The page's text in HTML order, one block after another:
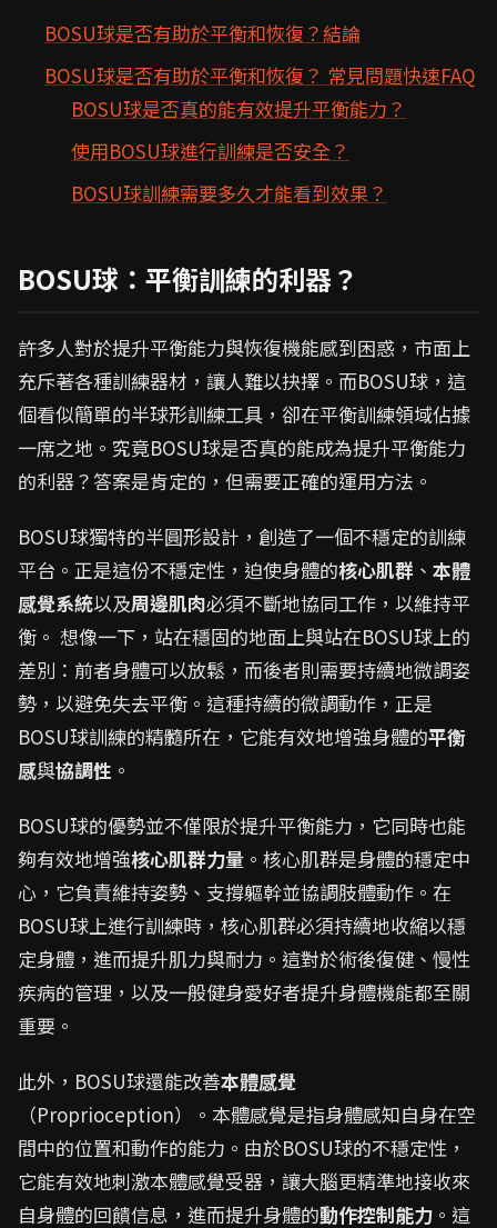
BOSU球是否有助於平衡和恢復？結論
BOSU球是否有助於平衡和恢復？ 常見問題快速FAQ
BOSU球是否真的能有效提升平衡能力？
使用BOSU球進行訓練是否安全？
BOSU球訓練需要多久才能看到效果？
BOSU球：平衡訓練的利器？
許多人對於提升平衡能力與恢復機能感到困惑，市面上
充斥著各種訓練器材，讓人難以抉擇。而BOSU球，這
個看似簡單的半球形訓練工具，卻在平衡訓練領域佔據
一席之地。究竟BOSU球是否真的能成為提升平衡能力
的利器？答案是肯定的，但需要正確的運用方法。
BOSU球獨特的半圓形設計，創造了一個不穩定的訓練
平台。正是這份不穩定性，迫使身體的核心肌群 、 本體
感覺系統以及周邊肌肉必須不斷地協同工作，以維持平
衡。 想像一下，站在穩固的地面上與站在BOSU球上的
差別：前者身體可以放鬆，而後者則需要持續地微調姿
勢，以避免失去平衡。這種持續的微調動作，正是
BOSU球訓練的精髓所在，它能有效地增強身體的平衡
感與協調性 。
BOSU球的優勢並不僅限於提升平衡能力，它同時也能
夠有效地增強核心肌群力量 。核心肌群是身體的穩定中
心，它負責維持姿勢、支撐軀幹並協調肢體動作。在
BOSU球上進行訓練時，核心肌群必須持續地收縮以穩
定身體，進而提升肌力與耐力。這對於術後復健、慢性
疾病的管理，以及一般健身愛好者提升身體機能都至關
重要。
此外，BOSU球還能改善本體感覺
（Proprioception）。本體感覺是指身體感知自身在空
間中的位置和動作的能力。由於BOSU球的不穩定性，
它能有效地刺激本體感覺受器，讓大腦更精準地接收來
自身體的回饋信息，進而提升身體的動作控制能力 。這